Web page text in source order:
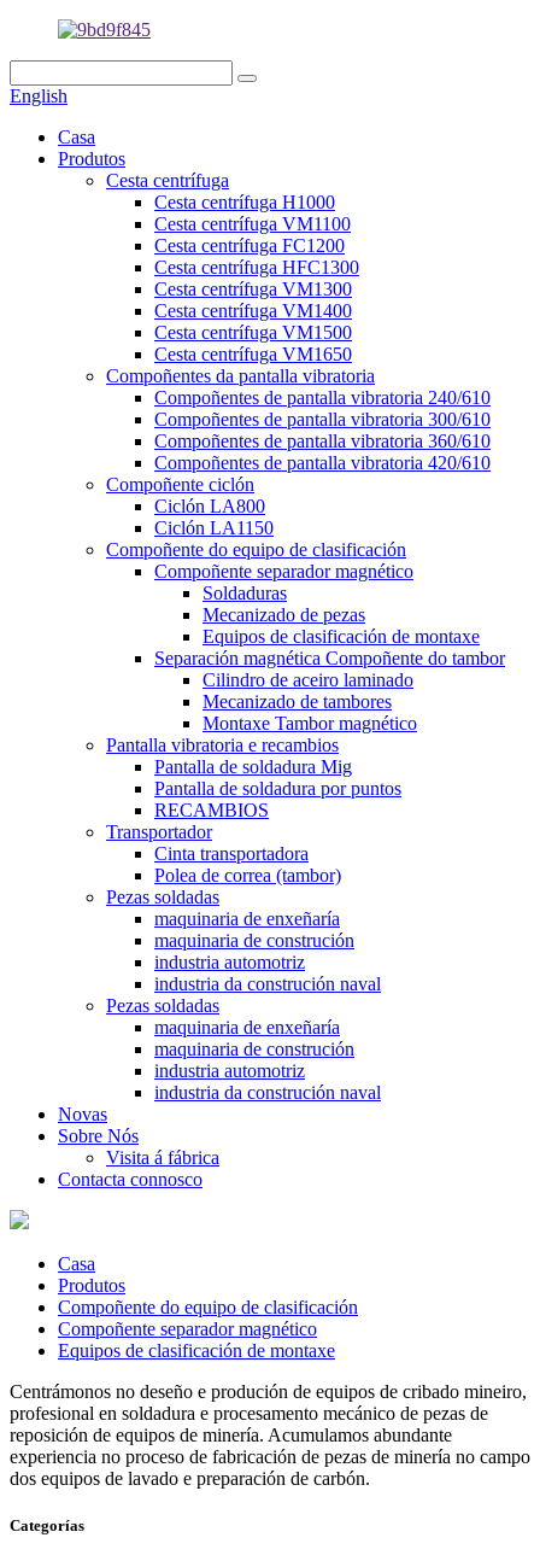
English
Casa
Produtos
Cesta centrífuga
Cesta centrífuga H1000
Cesta centrífuga VM1100
Cesta centrífuga FC1200
Cesta centrífuga HFC1300
Cesta centrífuga VM1300
Cesta centrífuga VM1400
Cesta centrífuga VM1500
Cesta centrífuga VM1650
Compoñentes da pantalla vibratoria
Compoñentes de pantalla vibratoria 240/610
Compoñentes de pantalla vibratoria 300/610
Compoñentes de pantalla vibratoria 360/610
Compoñentes de pantalla vibratoria 420/610
Compoñente ciclón
Ciclón LA800
Ciclón LA1150
Compoñente do equipo de clasificación
Compoñente separador magnético
Soldaduras
Mecanizado de pezas
Equipos de clasificación de montaxe
Separación magnética Compoñente do tambor
Cilindro de aceiro laminado
Mecanizado de tambores
Montaxe Tambor magnético
Pantalla vibratoria e recambios
Pantalla de soldadura Mig
Pantalla de soldadura por puntos
RECAMBIOS
Transportador
Cinta transportadora
Polea de correa (tambor)
Pezas soldadas
maquinaria de enxeñaría
maquinaria de construción
industria automotriz
industria da construción naval
Pezas soldadas
maquinaria de enxeñaría
maquinaria de construción
industria automotriz
industria da construción naval
Novas
Sobre Nós
Visita á fábrica
Contacta connosco
Casa
Produtos
Compoñente do equipo de clasificación
Compoñente separador magnético
Equipos de clasificación de montaxe
Centrámonos no deseño e produción de equipos de cribado mineiro,
profesional en soldadura e procesamento mecánico de pezas de
reposición de equipos de minería. Acumulamos abundante
experiencia no proceso de fabricación de pezas de minería no campo
dos equipos de lavado e preparación de carbón.
Categorías